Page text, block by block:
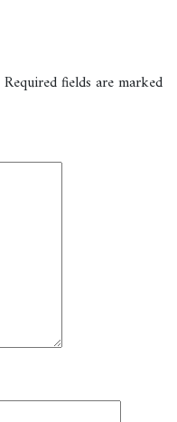
Required fields are marked